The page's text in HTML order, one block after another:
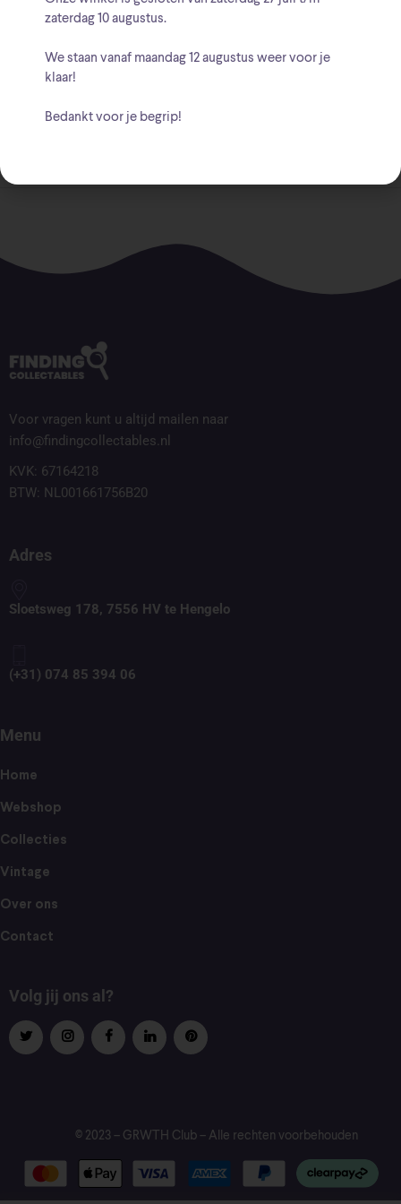
Beschrijving
Afmeting: 13 x 5.5 x 5.5 cm
Voor vragen kunt u altijd mailen naar
info@findingcollectables.nl
KVK: 67164218
BTW: NL001661756B20
Adres
Sloetsweg 178, 7556 HV te Hengelo
(+31) 074 85 394 06
Menu
Home
Webshop
Collecties
Vintage
Over ons
Contact
Volg jij ons al?
© 2023 – GRWTH Club – Alle rechten voorbehouden
zaterdag 10 augustus.
We staan vanaf maandag 12 augustus weer voor je
klaar!
Bedankt voor je begrip!